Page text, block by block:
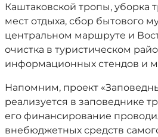
Каштаковской тропы, уборка
мест отдыха, сбор бытового
центральном маршруте и
очистка в туристическом
информационных стендов и
Напомним, проект
реализуется в заповеднике
его финансирование
внебюджетных средств